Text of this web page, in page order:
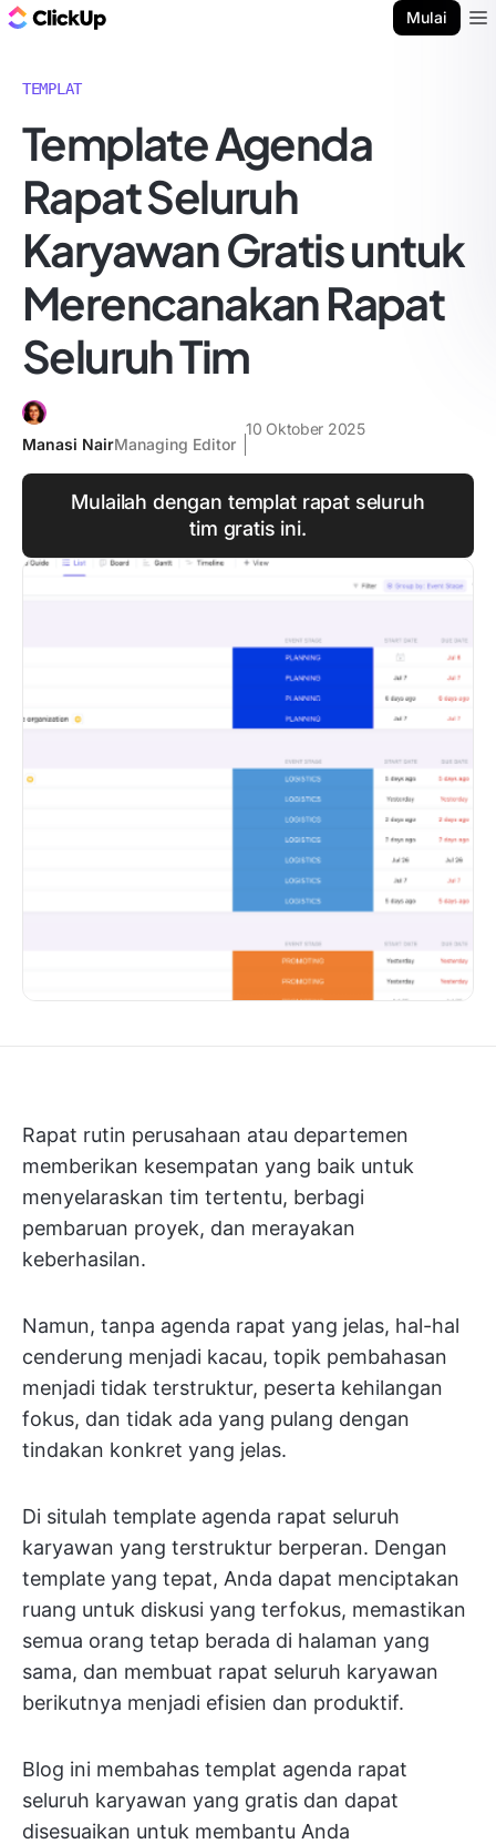
Mulai
TEMPLAT
Template Agenda
Rapat Seluruh
Karyawan Gratis untuk
Merencanakan Rapat
Seluruh Tim
Manasi NairManaging Editor
10 Oktober 2025
Mulailah dengan templat rapat seluruh
tim gratis ini.
Rapat rutin perusahaan atau departemen
memberikan kesempatan yang baik untuk
menyelaraskan tim tertentu, berbagi
pembaruan proyek, dan merayakan
keberhasilan.
Namun, tanpa agenda rapat yang jelas, hal-hal
cenderung menjadi kacau, topik pembahasan
menjadi tidak terstruktur, peserta kehilangan
fokus, dan tidak ada yang pulang dengan
tindakan konkret yang jelas.
Di situlah template agenda rapat seluruh
karyawan yang terstruktur berperan. Dengan
template yang tepat, Anda dapat menciptakan
ruang untuk diskusi yang terfokus, memastikan
semua orang tetap berada di halaman yang
sama, dan membuat rapat seluruh karyawan
berikutnya menjadi efisien dan produktif.
Blog ini membahas templat agenda rapat
seluruh karyawan yang gratis dan dapat
disesuaikan untuk membantu Anda